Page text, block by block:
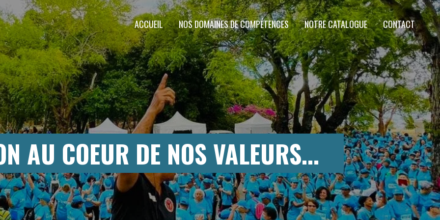
ACCUEIL NOS DOMAINES DE COMPÉTENCES NOTRE CATALOGUE CONTACT
AU COEUR DE NOS VALEURS...